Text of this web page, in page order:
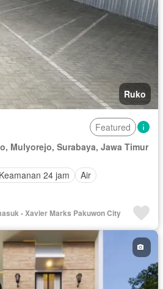
Ruko
Featured
Mulyorejo, Surabaya, Jawa Timur
Keamanan 24 jam
Air
- Xavier Marks Pakuwon City